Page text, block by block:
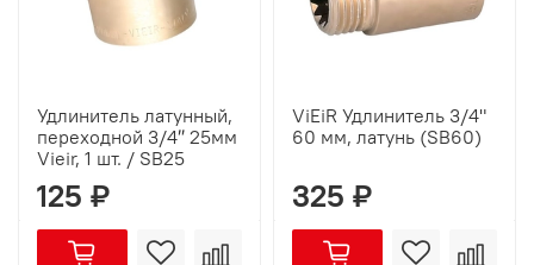
Удлинитель латунный,
переходной 3/4″ 25мм
Vieir, 1 шт. / SB25
125 ₽
ViEiR Удлинитель 3/4"
60 мм, латунь (SB60)
325 ₽